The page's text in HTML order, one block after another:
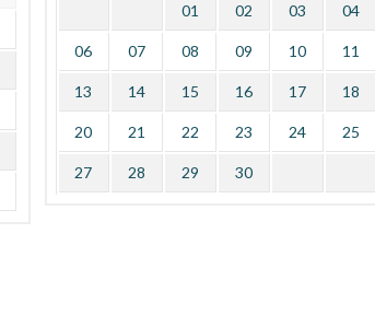
01 02 03 04
06 07 08 09 10 11
13 14 15 16 17 18
20 21 22 23 24 25
27 28 29 30